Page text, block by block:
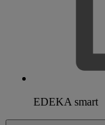
EDEKA smart